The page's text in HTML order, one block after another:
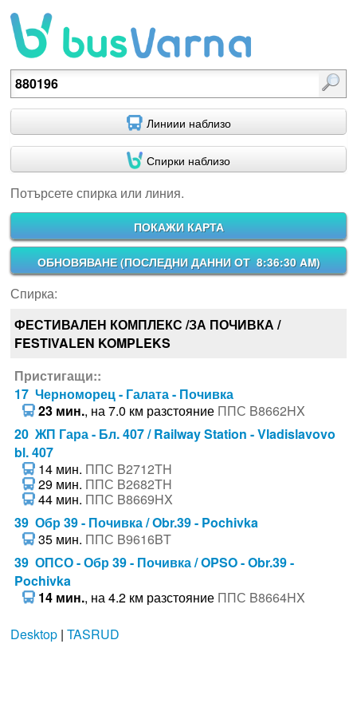
Потърсете спирка или линия.
Линиии наблизо
Спирки наблизо
Потърсете спирка или линия.
ПОКАЖИ КАРТА
ОБНОВЯВАНЕ (ПОСЛЕДНИ ДАННИ ОТ 8:36:30 AM)
Спирка:
ФЕСТИВАЛЕН КОМПЛЕКС /ЗА ПОЧИВКА /
FESTIVALEN KOMPLEKS
Пристигащи::
17 Черноморец - Галата - Почивка
23 мин., на 7.0 км разстояние ППС B8662HX
20 ЖП Гара - Бл. 407 / Railway Station - Vladislavovo
bl. 407
14 мин. ППС B2712TH
29 мин. ППС B2682TH
44 мин. ППС B8669HX
39 Обр 39 - Почивка / Obr.39 - Pochivka
35 мин. ППС B9616BT
39 ОПСО - Обр 39 - Почивка / OPSO - Obr.39 -
Pochivka
14 мин., на 4.2 км разстояние ППС B8664HX
Desktop| TASRUD